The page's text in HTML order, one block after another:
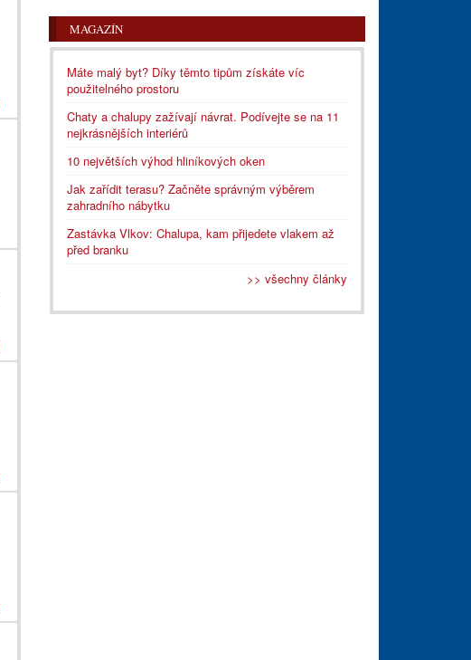
MAGAZÍN
Máte malý byt? Díky těmto tipům získáte víc
použitelného prostoru
Chaty a chalupy zažívají návrat. Podívejte se na 11
nejkrásnějších interiérů
10 největších výhod hliníkových oken
Jak zařídit terasu? Začněte správným výběrem
zahradního nábytku
Zastávka Vlkov: Chalupa, kam přijedete vlakem až
před branku
>> všechny články